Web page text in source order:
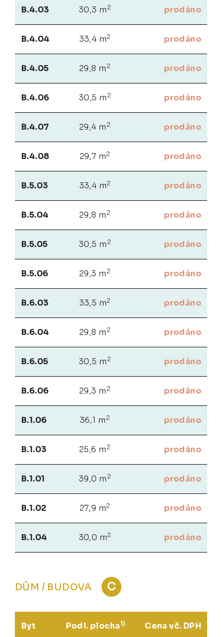
B.4.03 30,3 m 2 prodáno
B.4.04 33,4 m2 prodáno
B.4.05 29,8 m 2 prodáno
B.4.06 30,5 m 2 prodáno
B.4.07 29,4 m 2 prodáno
B.4.08 29,7 m2 prodáno
B.5.03 33,4 m2 prodáno
B.5.04 29,8 m 2 prodáno
B.5.05 30,5 m 2 prodáno
B.5.06 29,3 m 2 prodáno
B.6.03 33,5 m2 prodáno
B.6.04 29,8 m 2 prodáno
B.6.05 30,5 m 2 prodáno
B.6.06 29,3 m 2 prodáno
B.1.06 36,1 m 2 prodáno
B.1.03 25,6 m 2 prodáno
B.1.01 39,0 m 2 prodáno
B.1.02 27,9 m2 prodáno
B.1.04 30,0 m2 prodáno
DŮM / BUDOVA C
Byt Podl. plocha1) Cena vč. DPH